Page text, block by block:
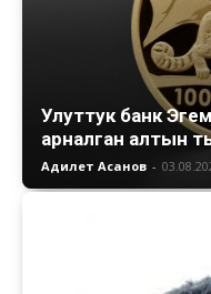
Улуттук банк
арналган алтын
Адилет Асанов -